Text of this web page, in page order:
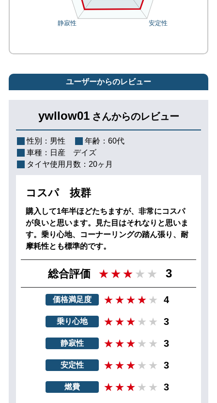
ユーザーからのレビュー
ywllow01 さんからのレビュー
性別： 男性 年齢： 60代
車種： 日産 デイズ
タイヤ使用月数： 20ヶ月
コスパ 抜群
購入して1年半ほどたちますが、非常にコスパ
が良いと思います。見た目はそれなりと思いま
す。乗り心地、コーナーリングの踏ん張り、耐
摩耗性とも標準的です。
総合評価 3
価格満足度 4
乗り心地 3
静寂性 3
安定性 3
燃費 3